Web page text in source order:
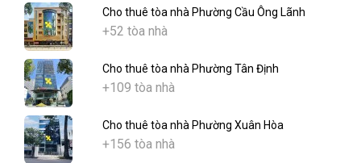
Cho thuê tòa nhà Phường Cầu Ông Lãnh
+52 tòa nhà
Cho thuê tòa nhà Phường Tân Định
+109 tòa nhà
Cho thuê tòa nhà Phường Xuân Hòa
+156 tòa nhà